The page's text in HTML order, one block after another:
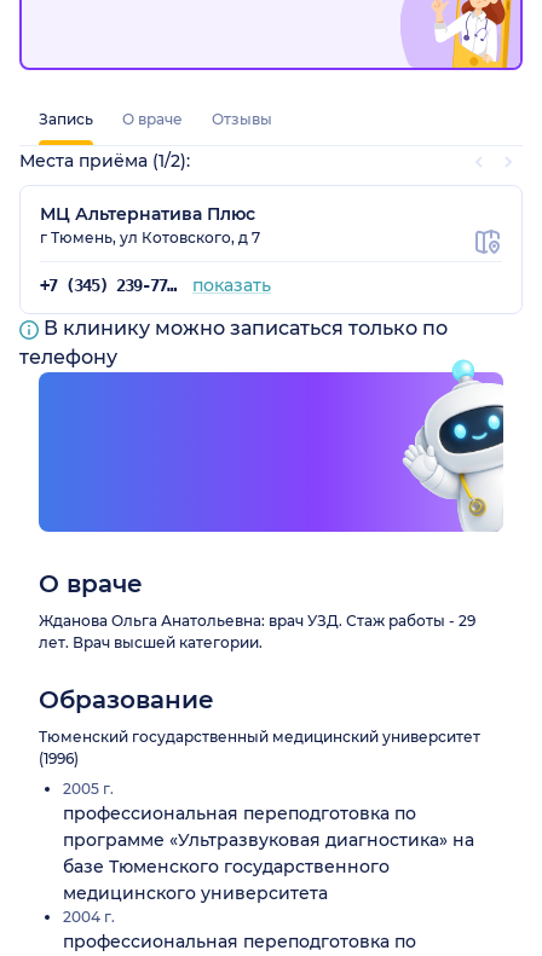
Запись О враче Отзывы
Места приёма (1/2):
МЦ Альтернатива Плюс
г Тюмень, ул Котовского, д 7
+7 (345) 239-77-67 показать
В клинику можно записаться только по
телефону
О враче
Жданова Ольга Анатольевна: врач УЗД. Стаж работы - 29
лет. Врач высшей категории.
Образование
Тюменский государственный медицинский университет
(1996)
2005 г.
профессиональная переподготовка по
программе «Ультразвуковая диагностика» на
базе Тюменского государственного
медицинского университета
2004 г.
профессиональная переподготовка по